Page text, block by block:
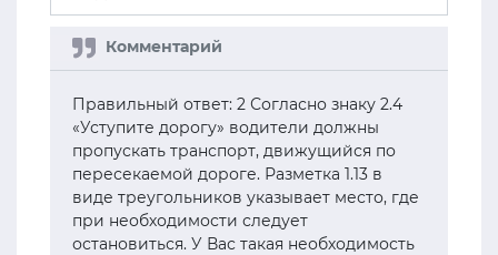
Правильный ответ: 2 Согласно знаку 2.4
«Уступите дорогу» водители должны
пропускать транспорт, движущийся по
пересекаемой дороге. Разметка 1.13 в
виде треугольников указывает место, где
при необходимости следует
остановиться. У Вас такая необходимость